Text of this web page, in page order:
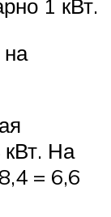
1 кВт.
на
кВт. На
= 6,6